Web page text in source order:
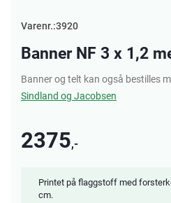
Varenr.:3920
Banner NF 3 x 1,2
Banner og telt kan også bestilles
Sindland og Jacobsen
2375,-
Printet på flaggstoff med
cm.